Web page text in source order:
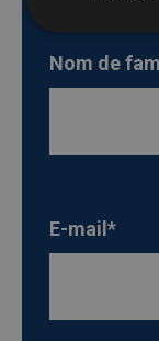
Nom de
E-mail *